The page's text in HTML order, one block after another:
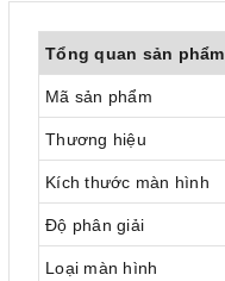
Tổng quan sản phẩm
Mã sản phẩm
Thương hiệu
Kích thước màn hình
Độ phân giải
Loại màn hình